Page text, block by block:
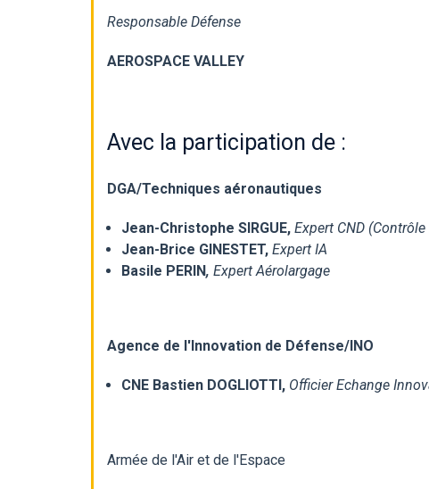
Responsable Défense
AEROSPACE VALLEY
Avec la participation de :
DGA/Techniques aéronautiques
Jean-Christophe SIRGUE, Expert CND
Jean-Brice GINESTET, Expert IA
Basile PERIN, Expert Aérolargage
Agence de l'Innovation de Défense/INO
CNE Bastien DOGLIOTTI, Officier Echange
Armée de l'Air et de l'Espace